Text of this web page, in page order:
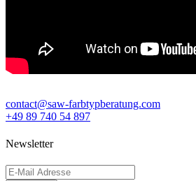
contact@saw-farbtypberatung.com
+49 89 740 54 897
Newsletter